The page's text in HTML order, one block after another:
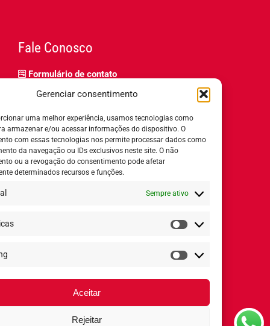
Gerenciar consentimento
uma melhor experiência, usamos tecnologias como
armazenar e/ou acessar informações do dispositivo. O
com essas tecnologias nos permite processar dados como
da navegação ou IDs exclusivos neste site. O não
ou a revogação do consentimento pode afetar
determinados recursos e funções.
Sempre ativo
Estatísticas
Marketing
Aceitar
Rejeitar
Fale Conosco
Formulário de contato
Relatório de igualdade salarial
Horário de Atendimento:
8h ás 18h